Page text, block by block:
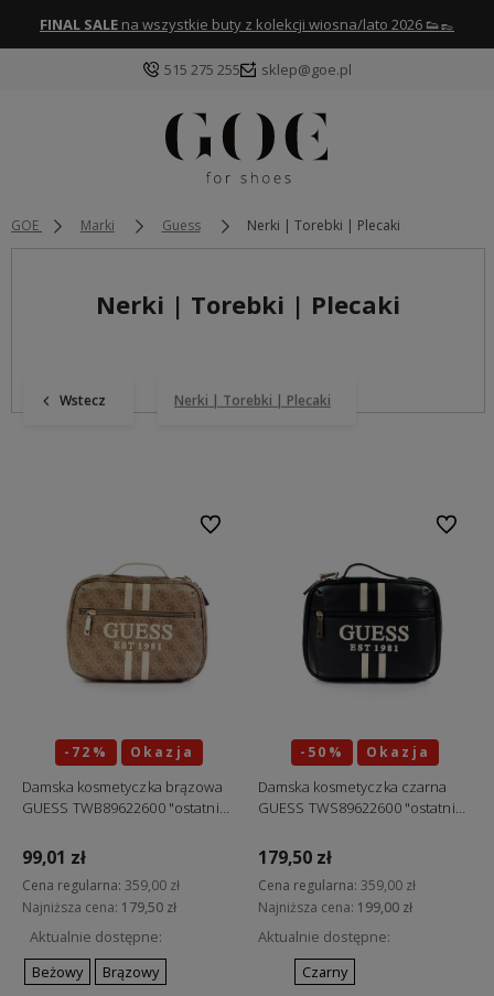
FINAL SALE na wszystkie buty z kolekcji wiosna/lato 2026 👟👞
515 275 255 sklep@goe.pl
GOE Marki Guess Nerki | Torebki | Plecaki
Nerki | Torebki | Plecaki
Wstecz Nerki | Torebki | Plecaki
-72% Okazja
Damska kosmetyczka brązowa
GUESS TWB89622600 "ostatnie
99,01 zł
Cena regularna: 359,00 zł
Najniższa cena: 179,50 zł
Aktualnie dostępne:
Beżowy
Brązowy
Do ulubionych
-50% Okazja
Damska kosmetyczka czarna
GUESS TWS89622600 "ostatnie
179,50 zł
Cena regularna: 359,00 zł
Najniższa cena: 199,00 zł
Aktualnie dostępne:
Czarny
Do